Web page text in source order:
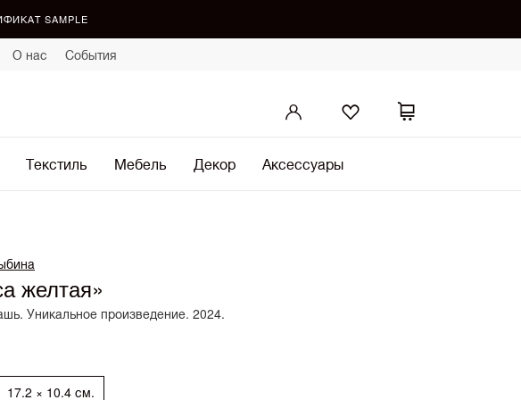
SAMPLE
О нас События
Текстиль Мебель Декор Аксессуары
желтая»
Уникальное произведение. 2024.
17.2 × 10.4 см.